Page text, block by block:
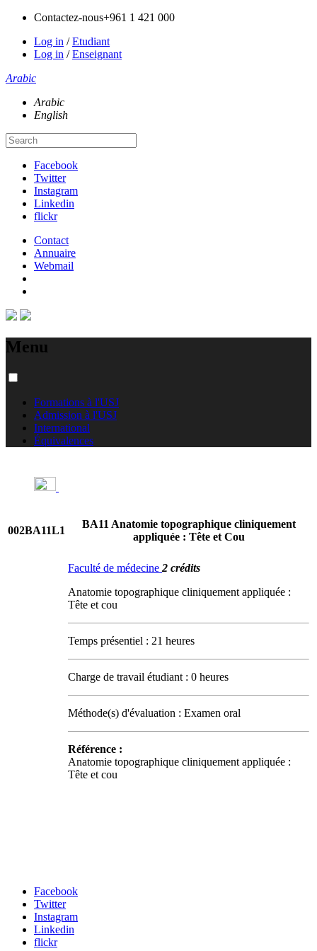
Contactez-nous+961 1 421 000
Log in /Etudiant
Log in /Enseignant
Arabic
Arabic
English
Facebook
Twitter
Instagram
Linkedin
flickr
Contact
Annuaire
Webmail
Menu
Formations à l'USJ
Admission à l'USJ
International
Équivalences
002BA11L1
BA11 Anatomie topographique cliniquement
appliquée : Tête et Cou
Faculté de médecine 2 crédits
Anatomie topographique cliniquement appliquée :
Tête et cou
Temps présentiel : 21 heures
Charge de travail étudiant : 0 heures
Méthode(s) d'évaluation : Examen oral
Référence :
Anatomie topographique cliniquement appliquée :
Tête et cou
Facebook
Twitter
Instagram
Linkedin
flickr